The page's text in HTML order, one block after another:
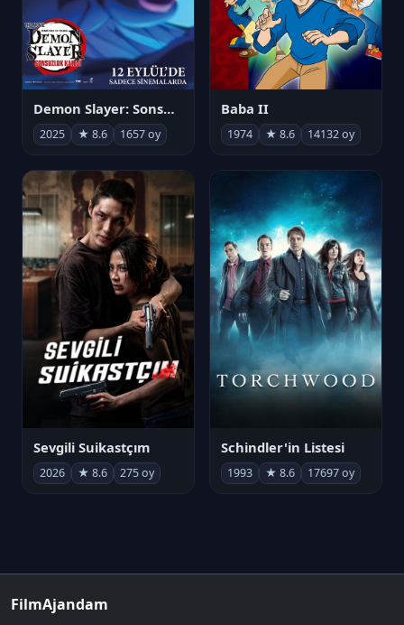
Demon Slayer: Sonsuzluk Kalesi
2025 ★ 8.6 1657 oy
Baba II
1974 ★ 8.6 14132 oy
Sevgili Suikastçım
2026 ★ 8.6 275 oy
Schindler'in Listesi
1993 ★ 8.6 17697 oy
FilmAjandam